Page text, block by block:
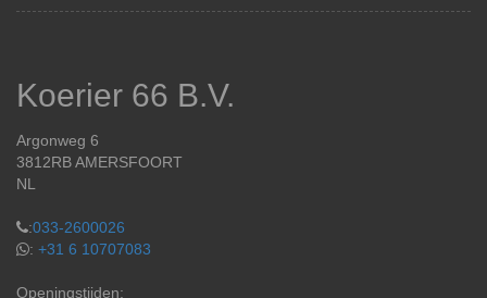
Koerier 66 B.V.
Argonweg 6
3812RB AMERSFOORT
NL
:033-2600026
: +31 6 10707083
Openingstijden: